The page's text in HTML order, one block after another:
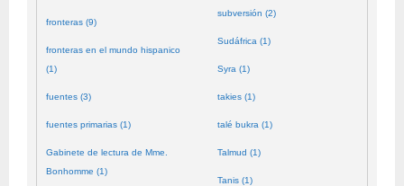
fronteras (9)
fronteras en el mundo hispanico
(1)
fuentes (3)
fuentes primarias (1)
Gabinete de lectura de Mme.
Bonhomme (1)
subversión (2)
Sudáfrica (1)
Syra (1)
takies (1)
talé bukra (1)
Talmud (1)
Tanis (1)